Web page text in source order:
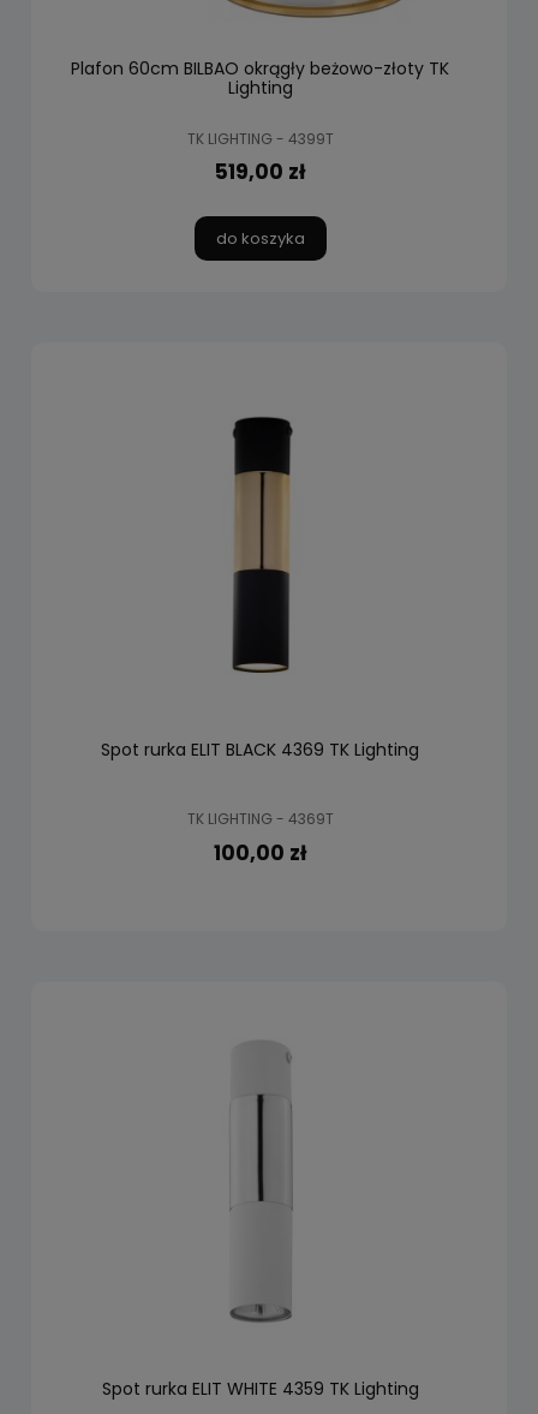
Plafon 60cm BILBAO okrągły beżowo-złoty TK
Lighting
TK LIGHTING - 4399T
519,00 zł
do koszyka
Spot rurka ELIT BLACK 4369 TK Lighting
TK LIGHTING - 4369T
100,00 zł
Spot rurka ELIT WHITE 4359 TK Lighting